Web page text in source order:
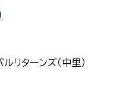
リターンズ（中里）